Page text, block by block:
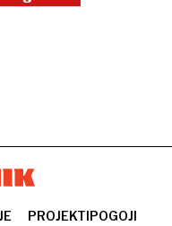
PROJEKTIPOGOJI